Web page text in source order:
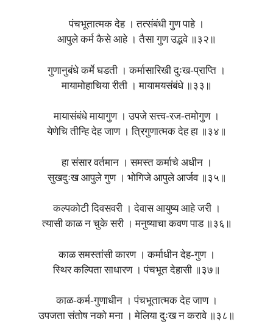
पंचभूतात्मक देह । तत्संबंधी गुण पाहे ।
आपुले कर्म कैसे आहे । तैसा गुण उद्भवे ॥३२॥
गुणानुबंधे कर्मे घडती । कर्मासारिखी दुःख-प्राप्ति ।
मायामोहाचिया रीती । मायामयसंबंधे ॥३३॥
मायासंबंधे मायागुण । उपजे सत्त्व-रज-तमोगुण ।
येणेचि तीन्हि देह जाण । त्रिगुणात्मक देह हा ॥३४॥
हा संसार वर्तमान । समस्त कर्माचे अधीन ।
सुखदुःख आपुले गुण । भोगिजे आपुले आर्जव ॥३५॥
कल्पकोटी दिवसवरी । देवास आयुष्य आहे जरी ।
त्यासी काळ न चुके सरी । मनुष्याचा कवण पाड ॥३६॥
काळ समस्तांसी कारण । कर्माधीन देह-गुण ।
स्थिर कल्पिता साधारण । पंचभूत देहासी ॥३७॥
काळ-कर्म-गुणाधीन । पंचभूतात्मक देह जाण ।
उपजता संतोष नको मना । मेलिया दुःख न करावे ॥३८॥